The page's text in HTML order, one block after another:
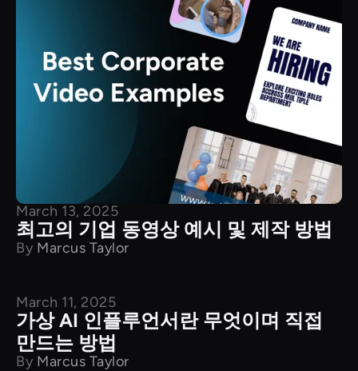
March 13, 2025
최고의 기업 동영상 예시 및 제작 방법
By Marcus Taylor
튜토리얼
March 11, 2025
가상 AI 인플루언서란 무엇이며 직접
만드는 방법
By Marcus Taylor